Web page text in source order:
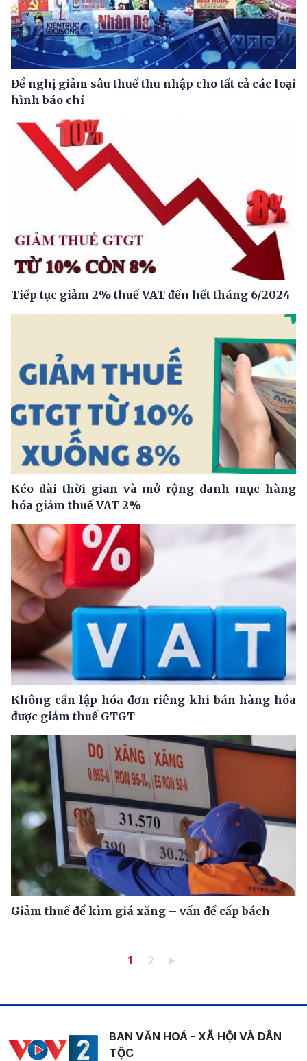
Đề nghị giảm sâu thuế thu nhập cho tất cả các loại
hình báo chí
Tiếp tục giảm 2% thuế VAT đến hết tháng 6/2024
Kéo dài thời gian và mở rộng danh mục hàng
hóa giảm thuế VAT 2%
Không cần lập hóa đơn riêng khi bán hàng hóa
được giảm thuế GTGT
Giảm thuế để kìm giá xăng – vấn đề cấp bách
Trang hiện thời
1 Trang
2
BAN VĂN HOÁ - XÃ HỘI VÀ DÂN
TỘC